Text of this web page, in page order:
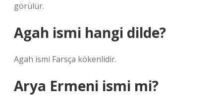
görülür.
Agah ismi hangi dilde?
Agah ismi Farsça kökenlidir.
Arya Ermeni ismi mi?